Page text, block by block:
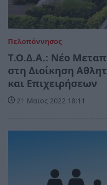
Πελοπόννησος
Τ.Ο.Δ.Α.: Νέο
στη Διοίκηση
και Επιχειρήσεων
21 Μαϊος 2022 18:11